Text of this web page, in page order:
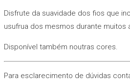
Disfrute da suavidade dos fios que
usufrua dos mesmos durante muitos
Disponível também noutras cores.
Para esclarecimento de dúvidas